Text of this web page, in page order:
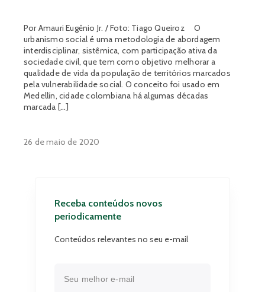
Por Amauri Eugênio Jr. / Foto: Tiago Queiroz O
urbanismo social é uma metodologia de abordagem
interdisciplinar, sistêmica, com participação ativa da
sociedade civil, que tem como objetivo melhorar a
qualidade de vida da população de territórios marcados
pela vulnerabilidade social. O conceito foi usado em
Medellín, cidade colombiana há algumas décadas
marcada […]
26 de maio de 2020
Receba conteúdos novos
periodicamente
Conteúdos relevantes no seu e-mail